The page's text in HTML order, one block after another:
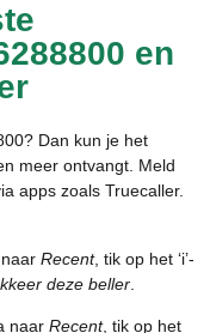
en
Dan kun je het
meer ontvangt. Meld
apps zoals Truecaller.
Recent, tik op het ‘i’-
deze beller
naar Recent, tik op het